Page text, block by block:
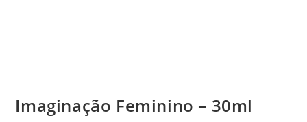
Imaginação Feminino – 30ml